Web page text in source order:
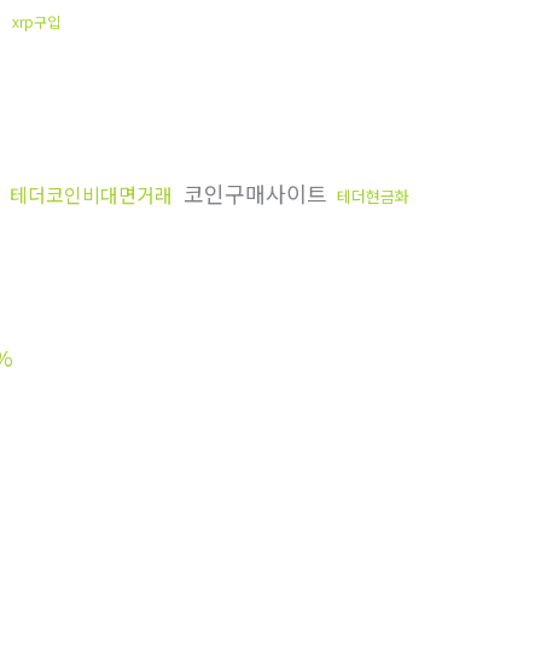
xrp구입
테더코인비대면거래 코인구매사이트 테더현금화